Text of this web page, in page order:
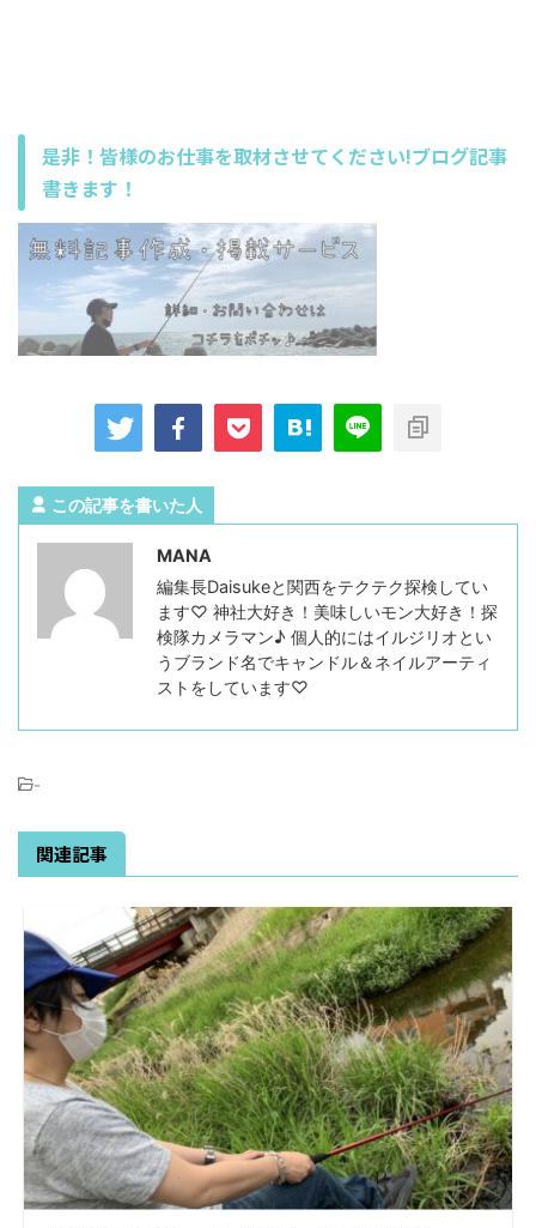
是非！皆様のお仕事を取材させてください!ブログ記事
書きます！
この記事を書いた人
MANA
編集長Daisukeと関西をテクテク探検してい
ます♡ 神社大好き！美味しいモン大好き！探
検隊カメラマン♪ 個人的にはイルジリオとい
うブランド名でキャンドル＆ネイルアーティ
ストをしています♡
-
関連記事